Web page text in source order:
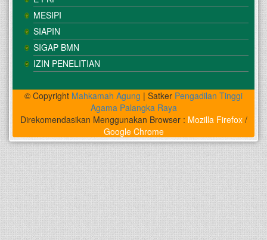
MESIPI
SIAPIN
SIGAP BMN
IZIN PENELITIAN
© Copyright Mahkamah Agung | Satker Pengadilan Tinggi
Agama Palangka Raya
Direkomendasikan Menggunakan Browser : Mozilla Firefox/
Google Chrome